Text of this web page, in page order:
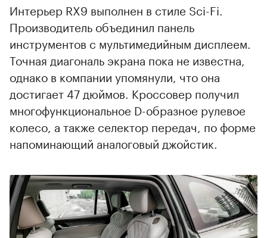
Интерьер RX9 выполнен в стиле Sci-Fi.
Производитель объединил панель
инструментов с мультимедийным дисплеем.
Точная диагональ экрана пока не известна,
однако в компании упомянули, что она
достигает 47 дюймов. Кроссовер получил
многофункциональное D-образное рулевое
колесо, а также селектор передач, по форме
напоминающий аналоговый джойстик.